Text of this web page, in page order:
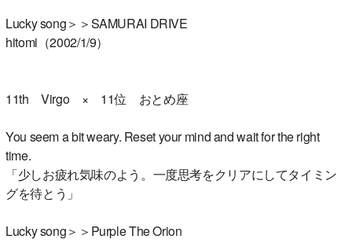
Lucky song＞＞SAMURAI DRIVE
hitomi（2002/1/9）
11th Virgo × 11位 おとめ座
You seem a bit weary. Reset your mind and wait for the right
time.
「少しお疲れ気味のよう。一度思考をクリアにしてタイミン
グを待とう」
Lucky song＞＞Purple The Orion